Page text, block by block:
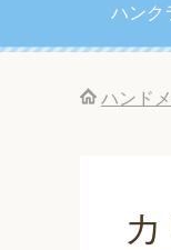
ハンク
ハンド